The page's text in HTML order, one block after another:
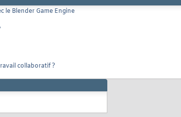
le Blender Game Engine
collaboratif ?